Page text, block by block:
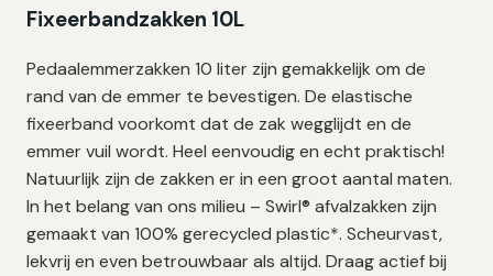
aantal
Fixeerbandzakken 10L
Pedaalemmerzakken 10 liter zijn gemakkelijk om de
rand van de emmer te bevestigen. De elastische
fixeerband voorkomt dat de zak wegglijdt en de
emmer vuil wordt. Heel eenvoudig en echt praktisch!
Natuurlijk zijn de zakken er in een groot aantal maten.
In het belang van ons milieu – Swirl® afvalzakken zijn
gemaakt van 100% gerecycled plastic*. Scheurvast,
lekvrij en even betrouwbaar als altijd. Draag actief bij